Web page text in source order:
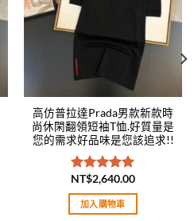
高仿普拉達Prada男款新款時
尚休閑翻領短袖T恤.好質量是
您的需求好品味是您該追求!!
評分5.00
滿分 5
NT$2,640.00
加入購物車